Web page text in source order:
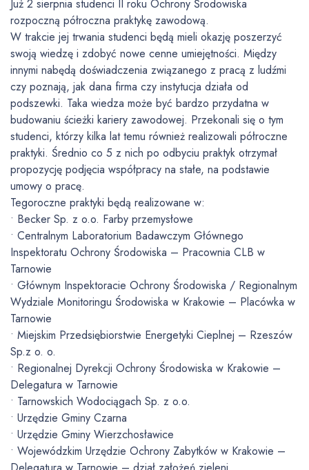
Już 2 sierpnia studenci II roku Ochrony Środowiska
rozpoczną półroczna praktykę zawodową.
W trakcie jej trwania studenci będą mieli okazję poszerzyć
swoją wiedzę i zdobyć nowe cenne umiejętności. Między
innymi nabędą doświadczenia związanego z pracą z ludźmi
czy poznają, jak dana firma czy instytucja działa od
podszewki. Taka wiedza może być bardzo przydatna w
budowaniu ścieżki kariery zawodowej. Przekonali się o tym
studenci, którzy kilka lat temu również realizowali półroczne
praktyki. Średnio co 5 z nich po odbyciu praktyk otrzymał
propozycję podjęcia współpracy na stałe, na podstawie
umowy o pracę.
Tegoroczne praktyki będą realizowane w:
• Becker Sp. z o.o. Farby przemysłowe
• Centralnym Laboratorium Badawczym Głównego
Inspektoratu Ochrony Środowiska – Pracownia CLB w
Tarnowie
• Głównym Inspektoracie Ochrony Środowiska / Regionalnym
Wydziale Monitoringu Środowiska w Krakowie – Placówka w
Tarnowie
• Miejskim Przedsiębiorstwie Energetyki Cieplnej – Rzeszów
Sp.z o. o.
• Regionalnej Dyrekcji Ochrony Środowiska w Krakowie –
Delegatura w Tarnowie
• Tarnowskich Wodociągach Sp. z o.o.
• Urzędzie Gminy Czarna
• Urzędzie Gminy Wierzchosławice
• Wojewódzkim Urzędzie Ochrony Zabytków w Krakowie –